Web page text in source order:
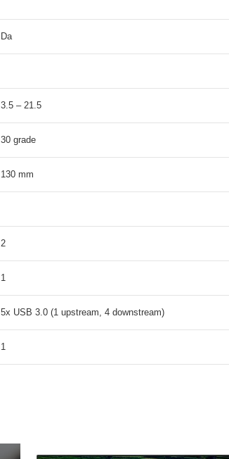
Da
3.5 – 21.5
30 grade
130 mm
2
1
5x USB 3.0 (1 upstream, 4 downstream)
1